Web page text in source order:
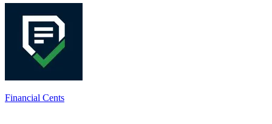
Financial Cents